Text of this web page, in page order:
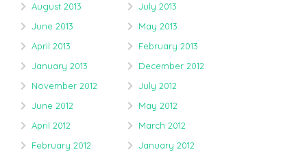
August 2013
July 2013
June 2013
May 2013
April 2013
February 2013
January 2013
December 2012
November 2012
July 2012
June 2012
May 2012
April 2012
March 2012
February 2012
January 2012